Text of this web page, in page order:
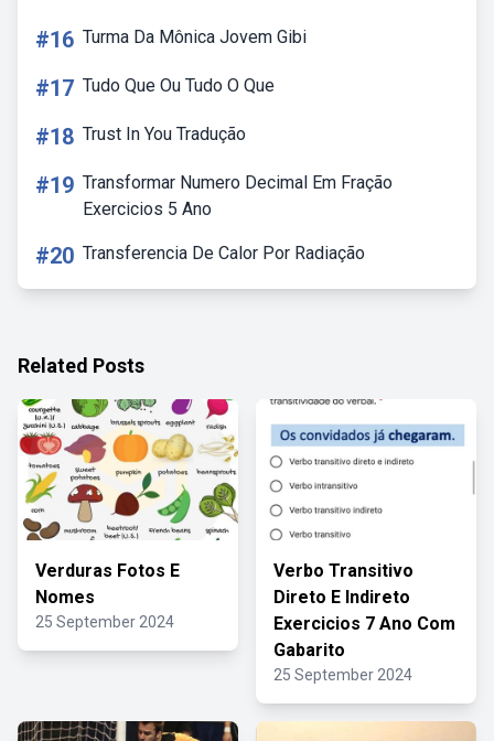
#16 Turma Da Mônica Jovem Gibi
#17 Tudo Que Ou Tudo O Que
#18 Trust In You Tradução
#19 Transformar Numero Decimal Em Fração
Exercicios 5 Ano
#20 Transferencia De Calor Por Radiação
Related Posts
Verduras Fotos E
Nomes
25 September 2024
Verbo Transitivo
Direto E Indireto
Exercicios 7 Ano Com
Gabarito
25 September 2024